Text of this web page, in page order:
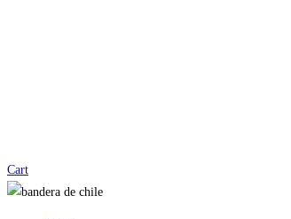
Cart